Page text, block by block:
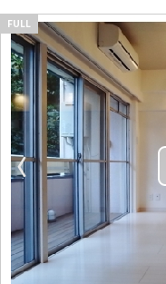
〈
FULL